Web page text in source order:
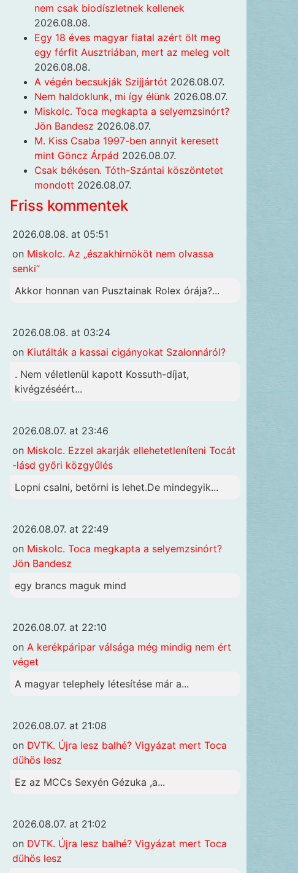
nem csak biodíszletnek kellenek
2026.08.08.
Egy 18 éves magyar fiatal azért ölt meg
egy férfit Ausztriában, mert az meleg volt
2026.08.08.
A végén becsukják Szijjártót 2026.08.07.
Nem haldoklunk, mi így élünk 2026.08.07.
Miskolc. Toca megkapta a selyemzsinórt?
Jön Bandesz 2026.08.07.
M. Kiss Csaba 1997-ben annyit keresett
mint Göncz Árpád 2026.08.07.
Csak békésen. Tóth-Szántai köszöntetet
mondott 2026.08.07.
Friss kommentek
2026.08.08. at 05:51
on Miskolc. Az „északhirnököt nem olvassa
senki”
Akkor honnan van Pusztainak Rolex órája?...
2026.08.08. at 03:24
on Kiutálták a kassai cigányokat Szalonnáról?
. Nem véletlenül kapott Kossuth-díjat,
kivégzéséért...
2026.08.07. at 23:46
on Miskolc. Ezzel akarják ellehetetleníteni Tocát
-lásd győri közgyűlés
Lopni csalni, betörni is lehet.De mindegyik...
2026.08.07. at 22:49
on Miskolc. Toca megkapta a selyemzsinórt?
Jön Bandesz
egy brancs maguk mind
2026.08.07. at 22:10
on A kerékpáripar válsága még mindig nem ért
véget
A magyar telephely létesítése már a...
2026.08.07. at 21:08
on DVTK. Újra lesz balhé? Vigyázat mert Toca
dühös lesz
Ez az MCCs Sexyén Gézuka ,a...
2026.08.07. at 21:02
on DVTK. Újra lesz balhé? Vigyázat mert Toca
dühös lesz